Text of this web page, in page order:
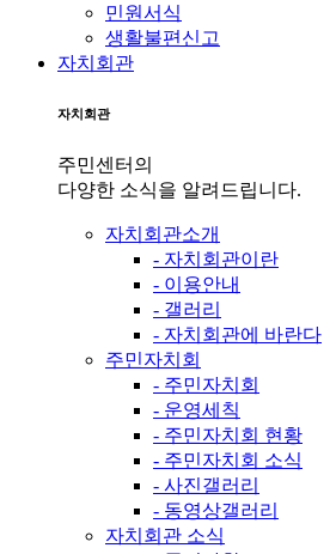
민원서식
생활불편신고
자치회관
자치회관
주민센터의
다양한 소식을 알려드립니다.
자치회관소개
- 자치회관이란
- 이용안내
- 갤러리
- 자치회관에 바란다
주민자치회
- 주민자치회
- 운영세칙
- 주민자치회 현황
- 주민자치회 소식
- 사진갤러리
- 동영상갤러리
자치회관 소식